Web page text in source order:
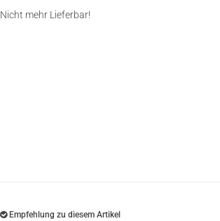
Nicht mehr Lieferbar!
Empfehlung zu diesem Artikel